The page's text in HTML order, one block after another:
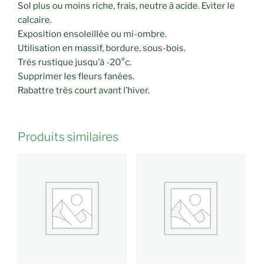
Sol plus ou moins riche, frais, neutre à acide. Eviter le
calcaire.
Exposition ensoleillée ou mi-ombre.
Utilisation en massif, bordure, sous-bois.
Très rustique jusqu’à -20°c.
Supprimer les fleurs fanées.
Rabattre très court avant l’hiver.
Produits similaires